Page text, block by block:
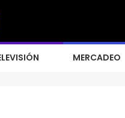
MERCADEO